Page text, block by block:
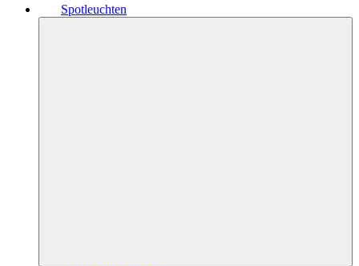
Spotleuchten